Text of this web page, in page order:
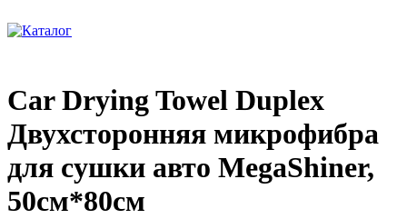
Car Drying Towel Duplex
Двухсторонняя микрофибра
для сушки авто MegaShiner,
50см*80см